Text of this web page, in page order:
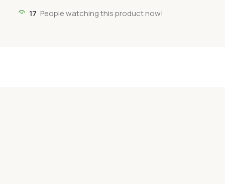
17 People watching this product now!